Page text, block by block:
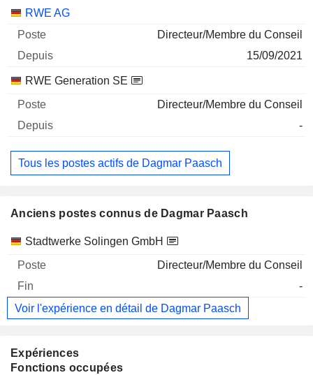
Sociétés Poste
RWE AG
Directeur/Membre du Conseil
15/09/2021
RWE Generation SE
Directeur/Membre du Conseil
-
Tous les postes actifs de Dagmar Paasch
Anciens postes connus de Dagmar Paasch
Sociétés Poste Fin
Stadtwerke Solingen GmbH
Directeur/Membre du Conseil
-
Voir l'expérience en détail de Dagmar Paasch
Expériences
Fonctions occupées